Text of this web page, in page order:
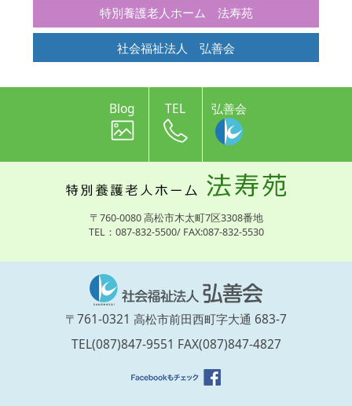
特別養護老人ホーム 法寿苑
社会福祉法人 弘善会
Blog TEL 弘善会
〒760-0080 高松市木太町7区3308番地
TEL：087-832-5500/ FAX:087-832-5530
〒761-0321 高松市前田西町字大通 683-7
TEL(087)847-9551 FAX(087)847-4827